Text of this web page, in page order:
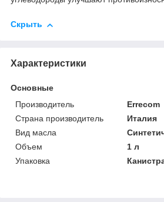
Скрыть
Характеристики
Основные
Производитель
Errecom
Страна производитель
Италия
Вид масла
Объем
1 л
Упаковка